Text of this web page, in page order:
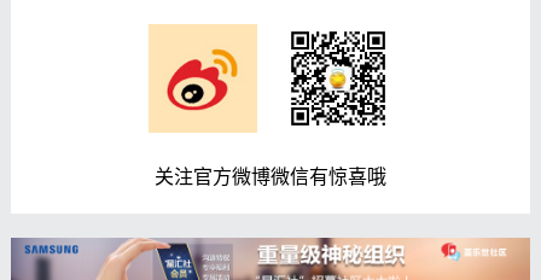
关注官方微博微信有惊喜哦